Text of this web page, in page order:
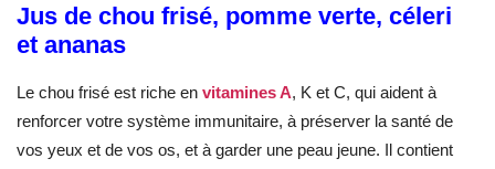
Jus de chou frisé, pomme verte, céleri
et ananas
Le chou frisé est riche en vitamines A, K et C, qui aident à
renforcer votre système immunitaire, à préserver la santé de
vos yeux et de vos os, et à garder une peau jeune. Il contient